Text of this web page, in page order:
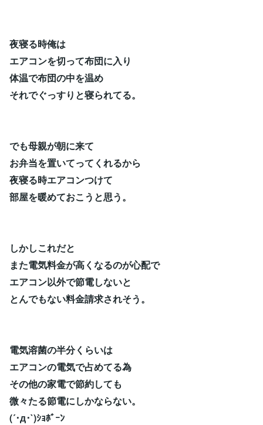
夜寝る時俺は
エアコンを切って布団に入り
体温で布団の中を温め
それでぐっすりと寝られてる。
でも母親が朝に来て
お弁当を置いてってくれるから
夜寝る時エアコンつけて
部屋を暖めておこうと思う。
しかしこれだと
また電気料金が高くなるのが心配で
エアコン以外で節電しないと
とんでもない料金請求されそう。
電気溶菌の半分くらいは
エアコンの電気で占めてる為
その他の家電で節約しても
微々たる節電にしかならない。
(´･д･`)ｼｮﾎﾞｰﾝ